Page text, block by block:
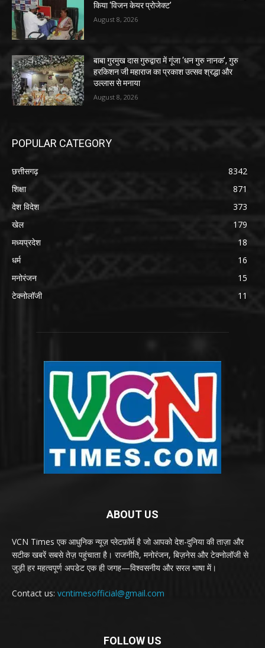
किया ‘विजन केयर प्रोजेक्ट’
August 8, 2026
बाबा गुरमुख दास गुरुद्वारा में गूंजा ‘धन गुरु नानक’, गुरु
हरकिशन जी महाराज का प्रकाश उत्सव श्रद्धा और
उल्लास से मनाया
August 8, 2026
POPULAR CATEGORY
छत्तीसगढ़
8342
शिक्षा
871
देश विदेश
373
खेल
179
मध्यप्रदेश
18
धर्म
16
मनोरंजन
15
टेक्नोलॉजी
11
ABOUT US
VCN Times एक आधुनिक न्यूज़ प्लेटफ़ॉर्म है जो आपको देश-दुनिया की ताज़ा और
सटीक खबरें सबसे तेज़ पहुंचाता है। राजनीति, मनोरंजन, बिज़नेस और टेक्नोलॉजी से
जुड़ी हर महत्वपूर्ण अपडेट एक ही जगह—विश्वसनीय और सरल भाषा में।
Contact us: vcntimesofficial@gmail.com
FOLLOW US